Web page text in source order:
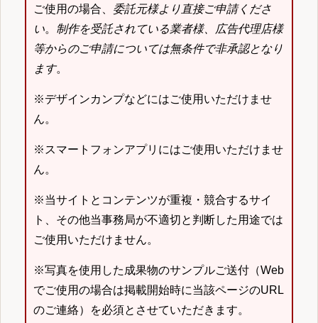
ご使用の場合、 委託元様より直接ご申請くださ
い。 制作を受託されている業者様、広告代理店様
等からのご申請については無条件で非承認となり
ます。
※デザインカンプなどにはご使用いただけませ
ん。
※スマートフォンアプリにはご使用いただけませ
ん。
※当サイトとコンテンツが重複・競合するサイ
ト、その他当事務局が不適切と判断した用途では
ご使用いただけません。
※写真を使用した成果物のサンプルご送付（Web
でご使用の場合は掲載開始時に当該ページのURL
のご連絡）を必須とさせていただきます。